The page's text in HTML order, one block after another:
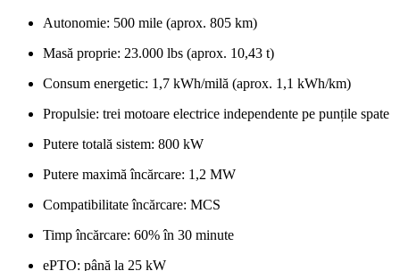
Autonomie: 500 mile (aprox. 805 km)
Masă proprie: 23.000 lbs (aprox. 10,43 t)
Consum energetic: 1,7 kWh/milă (aprox. 1,1 kWh/km)
Propulsie: trei motoare electrice independente pe punțile spate
Putere totală sistem: 800 kW
Putere maximă încărcare: 1,2 MW
Compatibilitate încărcare: MCS
Timp încărcare: 60% în 30 minute
ePTO: până la 25 kW